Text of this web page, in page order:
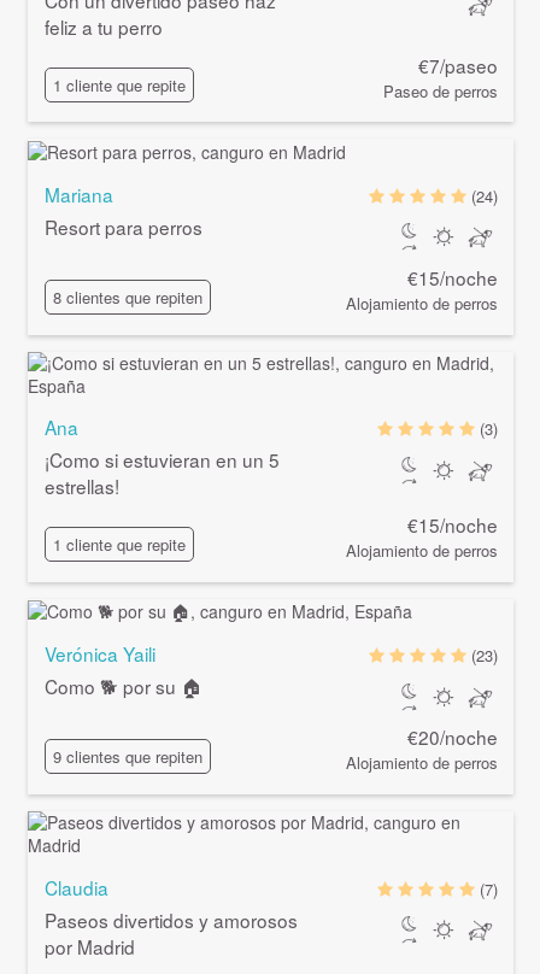
feliz a tu perro
1 cliente que repite
€7/paseo
Paseo de perros
Mariana
Resort para perros
8 clientes que repiten
(24)
€15/noche
Alojamiento de perros
Ana
¡Como si estuvieran en un 5
estrellas!
1 cliente que repite
(3)
€15/noche
Alojamiento de perros
Verónica Yaili
Como 🐕 por su 🏠
9 clientes que repiten
(23)
€20/noche
Alojamiento de perros
Claudia
Paseos divertidos y amorosos
por Madrid
(7)